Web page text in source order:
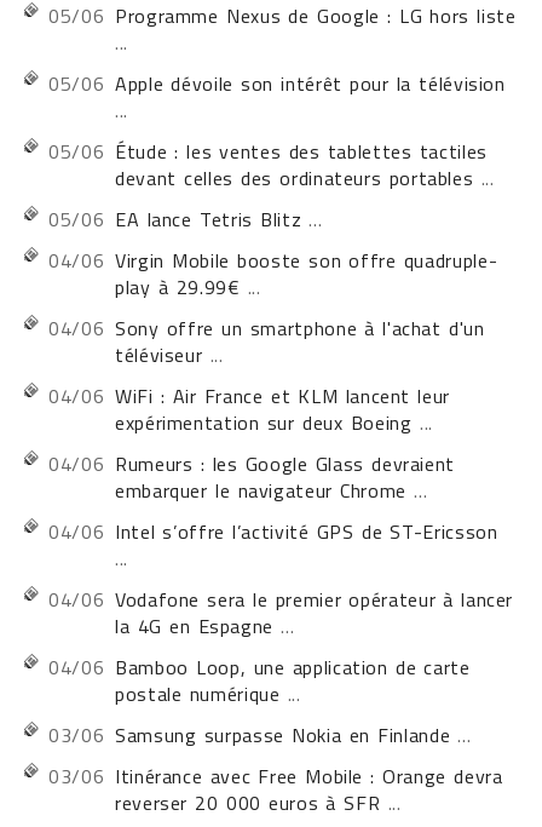
05/06 Programme Nexus de Google : LG hors liste
...
05/06 Apple dévoile son intérêt pour la télévision
...
05/06 Étude : les ventes des tablettes tactiles
devant celles des ordinateurs portables ...
05/06 EA lance Tetris Blitz ...
04/06 Virgin Mobile booste son offre quadruple-
play à 29.99€ ...
04/06 Sony offre un smartphone à l'achat d'un
téléviseur ...
04/06 WiFi : Air France et KLM lancent leur
expérimentation sur deux Boeing ...
04/06 Rumeurs : les Google Glass devraient
embarquer le navigateur Chrome ...
04/06 Intel s’offre l’activité GPS de ST-Ericsson
...
04/06 Vodafone sera le premier opérateur à lancer
la 4G en Espagne ...
04/06 Bamboo Loop, une application de carte
postale numérique ...
03/06 Samsung surpasse Nokia en Finlande ...
03/06 Itinérance avec Free Mobile : Orange devra
reverser 20 000 euros à SFR ...